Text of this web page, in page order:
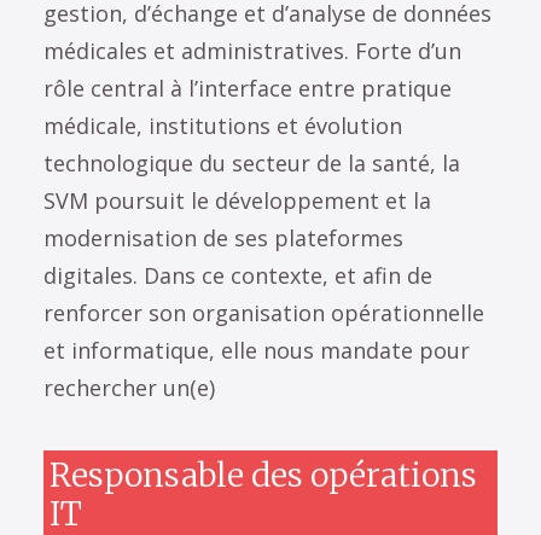
gestion, d’échange et d’analyse de données
médicales et administratives. Forte d’un
rôle central à l’interface entre pratique
médicale, institutions et évolution
technologique du secteur de la santé, la
SVM poursuit le développement et la
modernisation de ses plateformes
digitales. Dans ce contexte, et afin de
renforcer son organisation opérationnelle
et informatique, elle nous mandate pour
rechercher un(e)
Responsable des opérations
IT